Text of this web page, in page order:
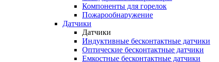
Компоненты для горелок
Пожарообнаружение
Датчики
Датчики
Индуктивные бесконтактные датчики
Оптические бесконтактные датчики
Емкостные бесконтактные датчики